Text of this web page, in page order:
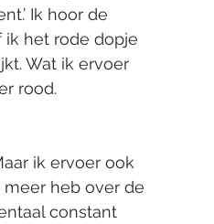
Ik hoor de
ik het rode dopje
Wat ik ervoer
rood.
ik ervoer ook
heb over de
constant